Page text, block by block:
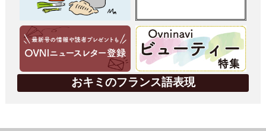
おキミのフランス語表現